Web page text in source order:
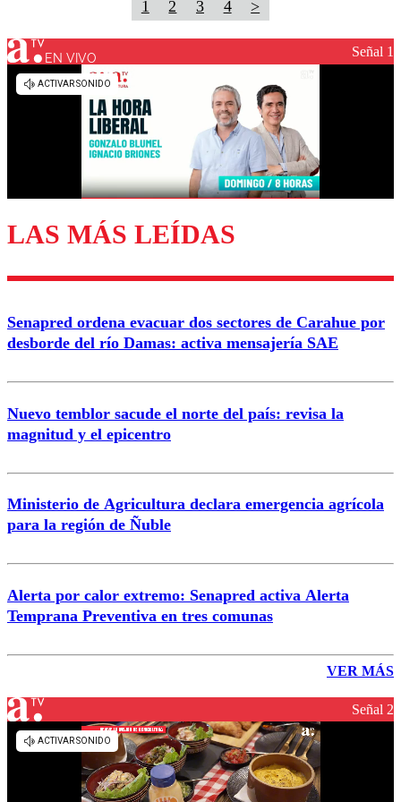
1 2 3 4 >
EN VIVO Señal 1
LAS MÁS LEÍDAS
Senapred ordena evacuar dos sectores de Carahue por
desborde del río Damas: activa mensajería SAE
Nuevo temblor sacude el norte del país: revisa la
magnitud y el epicentro
Ministerio de Agricultura declara emergencia agrícola
para la región de Ñuble
Alerta por calor extremo: Senapred activa Alerta
Temprana Preventiva en tres comunas
VER MÁS
Señal 2